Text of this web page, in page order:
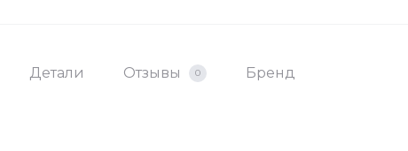
Детали Отзывы 0 Бренд